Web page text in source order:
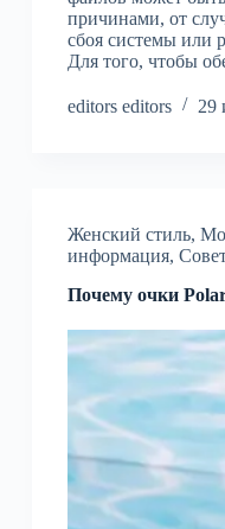
причинами, от
сбоя системы или
Для того, чтобы
editors editors 29
Женский стиль,
информация,
Почему очки